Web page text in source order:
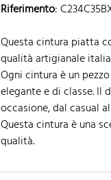
Riferimento:
Questa cintura piatta
qualità artigianale
Ogni cintura è un
elegante e di classe. Il
occasione, dal casual
Questa cintura è una
qualità.